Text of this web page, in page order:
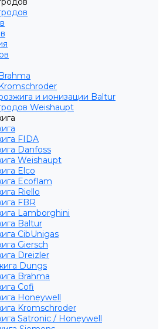
и ионизации Baltur
Weishaupt
FIDA
Danfoss
Weishaupt
Elco
Ecoflam
Riello
FBR
Lamborghini
Baltur
CibUnigas
Giersch
Dreizler
Dungs
Brahma
Cofi
Honeywell
Kromschroder
Satronic / Honeywell